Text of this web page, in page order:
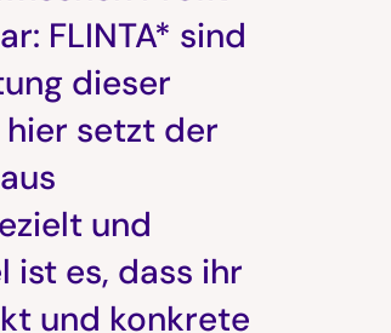
FLINTA* sind
dieser
setzt der
und
ist es, dass ihr
und konkrete